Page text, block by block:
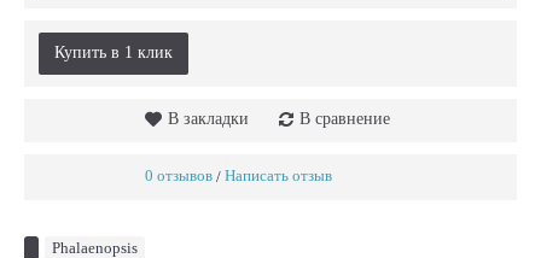
Купить в 1 клик
В закладки В сравнение
0 отзывов / Написать отзыв
Phalaenopsis